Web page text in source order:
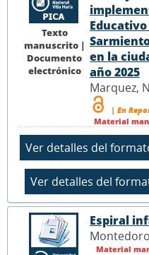
Texto
manuscrito |
Documento
electrónico
en la
año 2025
Marquez,
| En
Material
Espiral
Material